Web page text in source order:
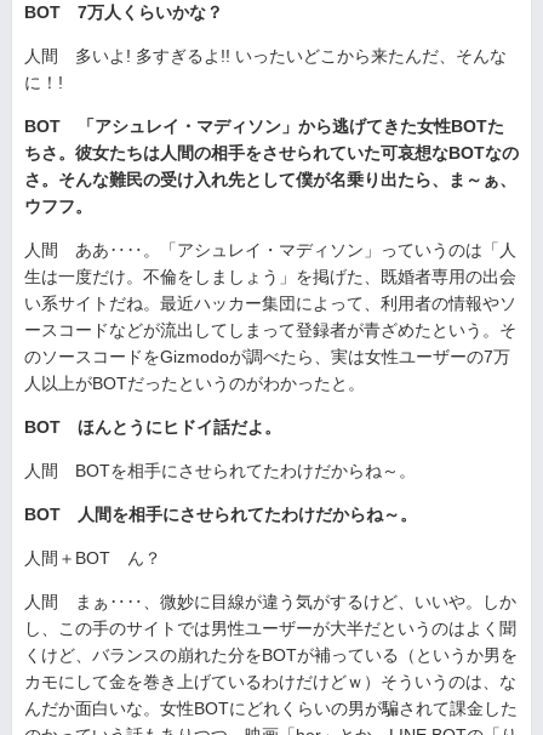
BOT 7万人くらいかな？
人間 多いよ! 多すぎるよ!! いったいどこから来たんだ、そんな
に！!
BOT 「アシュレイ・マディソン」から逃げてきた女性BOTた
ちさ。彼女たちは人間の相手をさせられていた可哀想なBOTなの
さ。そんな難民の受け入れ先として僕が名乗り出たら、ま～ぁ、
ウフフ。
人間 ああ‥‥。「アシュレイ・マディソン」っていうのは「人
生は一度だけ。不倫をしましょう」を掲げた、既婚者専用の出会
い系サイトだね。最近ハッカー集団によって、利用者の情報やソ
ースコードなどが流出してしまって登録者が青ざめたという。そ
のソースコードをGizmodoが調べたら、実は女性ユーザーの7万
人以上がBOTだったというのがわかったと。
BOT ほんとうにヒドイ話だよ。
人間 BOTを相手にさせられてたわけだからね～。
BOT 人間を相手にさせられてたわけだからね～。
人間＋BOT ん？
人間 まぁ‥‥、微妙に目線が違う気がするけど、いいや。しか
し、この手のサイトでは男性ユーザーが大半だというのはよく聞
くけど、バランスの崩れた分をBOTが補っている（というか男を
カモにして金を巻き上げているわけだけどｗ）そういうのは、な
んだか面白いな。女性BOTにどれくらいの男が騙されて課金した